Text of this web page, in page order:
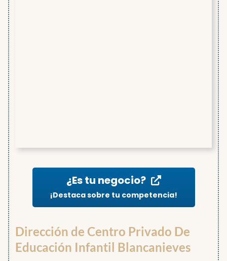
¿Es tu negocio?
¡Destaca sobre tu competencia!
Dirección de Centro Privado De
Educación Infantil Blancanieves